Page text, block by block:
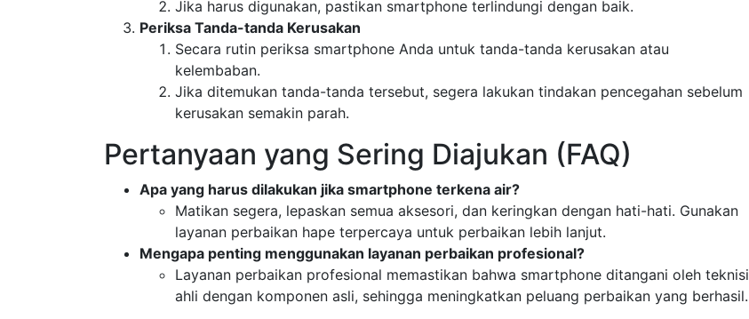
Jika harus digunakan, pastikan smartphone terlindungi dengan baik.
Periksa Tanda-tanda Kerusakan
Secara rutin periksa smartphone Anda untuk tanda-tanda kerusakan atau
kelembaban.
Jika ditemukan tanda-tanda tersebut, segera lakukan tindakan pencegahan sebelum
kerusakan semakin parah.
Pertanyaan yang Sering Diajukan (FAQ)
Apa yang harus dilakukan jika smartphone terkena air?
Matikan segera, lepaskan semua aksesori, dan keringkan dengan hati-hati. Gunakan
layanan perbaikan hape terpercaya untuk perbaikan lebih lanjut.
Mengapa penting menggunakan layanan perbaikan profesional?
Layanan perbaikan profesional memastikan bahwa smartphone ditangani oleh teknisi
ahli dengan komponen asli, sehingga meningkatkan peluang perbaikan yang berhasil.